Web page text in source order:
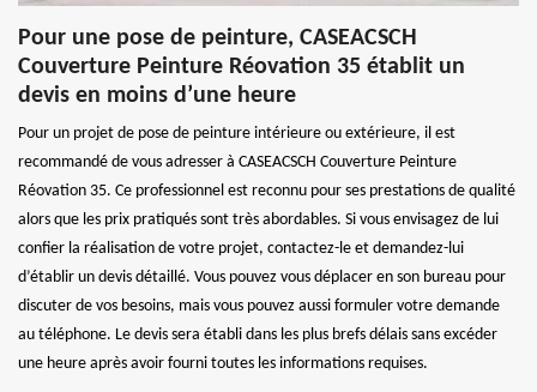
Pour une pose de peinture, CASEACSCH
Couverture Peinture Réovation 35 établit un
devis en moins d’une heure
Pour un projet de pose de peinture intérieure ou extérieure, il est
recommandé de vous adresser à CASEACSCH Couverture Peinture
Réovation 35. Ce professionnel est reconnu pour ses prestations de qualité
alors que les prix pratiqués sont très abordables. Si vous envisagez de lui
confier la réalisation de votre projet, contactez-le et demandez-lui
d’établir un devis détaillé. Vous pouvez vous déplacer en son bureau pour
discuter de vos besoins, mais vous pouvez aussi formuler votre demande
au téléphone. Le devis sera établi dans les plus brefs délais sans excéder
une heure après avoir fourni toutes les informations requises.